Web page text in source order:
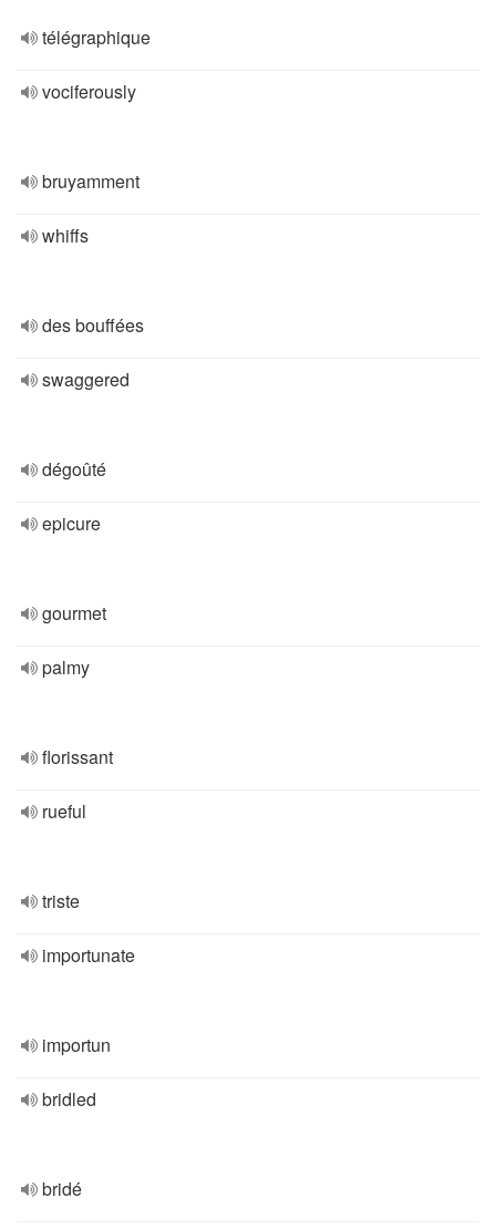
télégraphique
vociferously
bruyamment
whiffs
des bouffées
swaggered
dégoûté
epicure
gourmet
palmy
florissant
rueful
triste
importunate
importun
bridled
bridé